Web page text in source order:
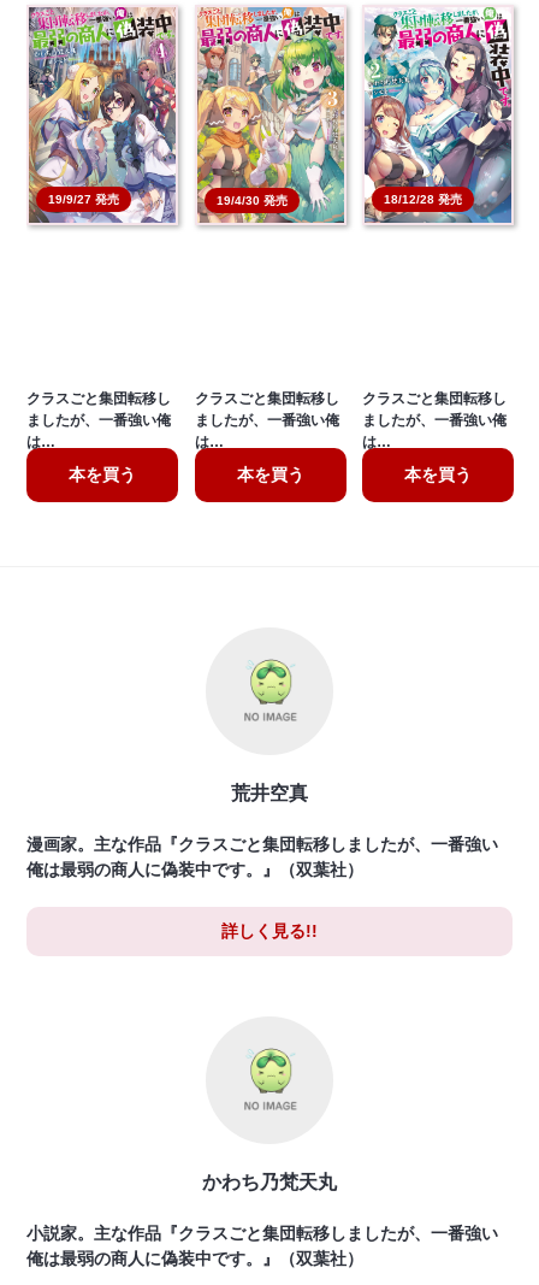
19/9/27 発売
クラスごと集団転移し
ましたが、一番強い俺
は…
本を買う
19/4/30 発売
クラスごと集団転移し
ましたが、一番強い俺
は…
本を買う
18/12/28 発売
クラスごと集団転移し
ましたが、一番強い俺
は…
本を買う
荒井空真
漫画家。主な作品『クラスごと集団転移しましたが、一番強い
俺は最弱の商人に偽装中です。』（双葉社）
詳しく見る!!
かわち乃梵天丸
小説家。主な作品『クラスごと集団転移しましたが、一番強い
俺は最弱の商人に偽装中です。』（双葉社）